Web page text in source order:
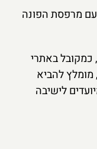
מרפסת הפונה
כמקובל באתרי
מומלץ להביא
לישיבה